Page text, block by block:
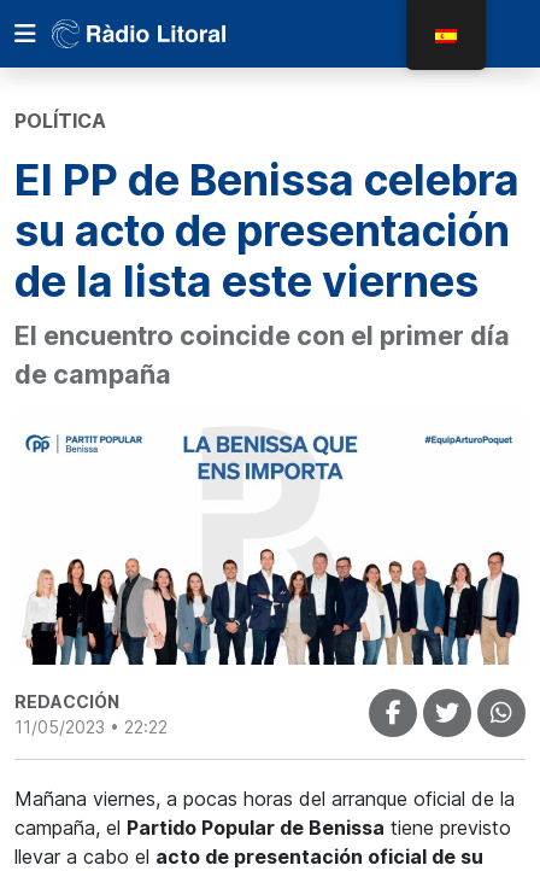
POLÍTICA
El PP de Benissa celebra
su acto de presentación
de la lista este viernes
El encuentro coincide con el primer día
de campaña
REDACCIÓN
11/05/2023 • 22:22
Mañana viernes, a pocas horas del arranque oficial de la
campaña, el Partido Popular de Benissa tiene previsto
llevar a cabo el acto de presentación oficial de su